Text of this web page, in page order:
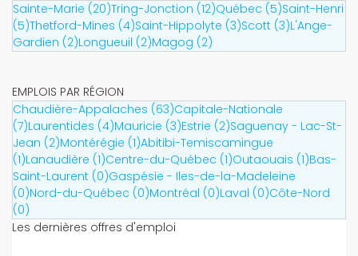
Sainte-Marie (20)Tring-Jonction (12)Québec (5)Saint-Henri
(5)Thetford-Mines (4)Saint-Hippolyte (3)Scott (3)L'Ange-
Gardien (2)Longueuil (2)Magog (2)
EMPLOIS PAR RÉGION
Chaudière-Appalaches (63)Capitale-Nationale
(7)Laurentides (4)Mauricie (3)Estrie (2)Saguenay - Lac-St-
Jean (2)Montérégie (1)Abitibi-Temiscamingue
(1)Lanaudière (1)Centre-du-Québec (1)Outaouais (1)Bas-
Saint-Laurent (0)Gaspésie - Iles-de-la-Madeleine
(0)Nord-du-Québec (0)Montréal (0)Laval (0)Côte-Nord
(0)
Les dernières offres d'emploi